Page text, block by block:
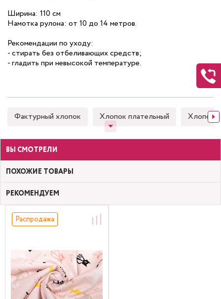
Ширина: 110 см
Намотка рулона: от 10 до 14 метров.
Рекомендации по уходу:
- стирать без отбеливающих средств;
- гладить при невысокой температуре.
Фактурный хлопок Хлопок плательный Хлопок
ВЫ СМОТРЕЛИ
ПОХОЖИЕ ТОВАРЫ
РЕКОМЕНДУЕМ
Распродажа